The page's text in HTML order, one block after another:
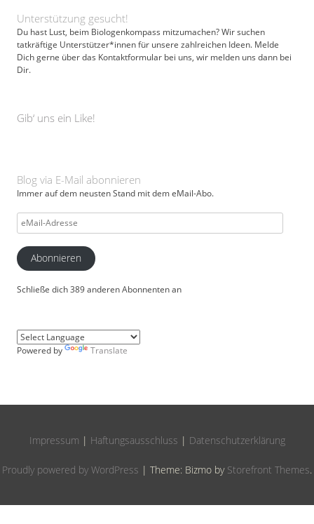
Unterstützung gesucht!
Du hast Lust, beim Biologenkompass mitzumachen? Wir suchen
tatkräftige Unterstützer*innen für unsere zahlreichen Ideen. Melde
Dich gerne über das Kontaktformular bei uns, wir melden uns dann bei
Dir.
Gib‘ uns ein Like!
Blog via E-Mail abonnieren
Immer auf dem neusten Stand mit dem eMail-Abo.
eMail-
Adresse
Abonnieren
Schließe dich 389 anderen Abonnenten an
Powered by Translate
Impressum | Haftungsausschluss | Datenschutzerklärung
Proudly powered by WordPress | Theme: Bizmo by Storefront Themes.